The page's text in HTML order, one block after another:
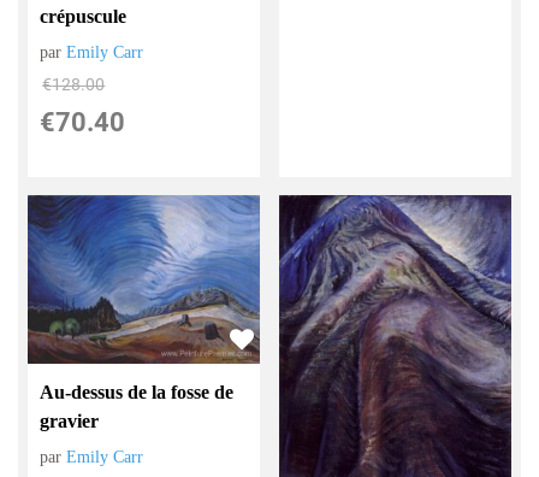
crépuscule
parEmily Carr
€128.00
€70.40
Au-dessus de la fosse de
gravier
parEmily Carr